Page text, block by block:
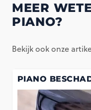
MEER
PIANO?
Bekijk ook onze
PIANO